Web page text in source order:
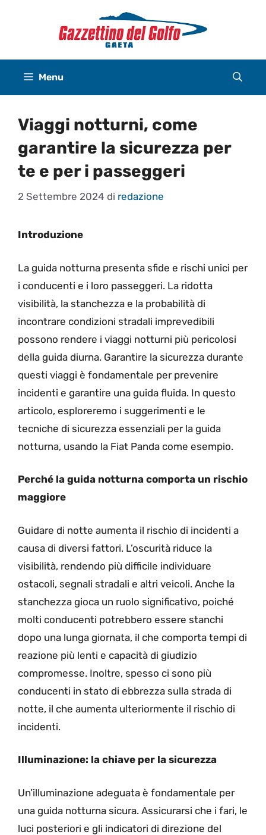
Menu
Viaggi notturni, come
garantire la sicurezza per
te e per i passeggeri
2 Settembre 2024 di redazione
Introduzione
La guida notturna presenta sfide e rischi unici per
i conducenti e i loro passeggeri. La ridotta
visibilità, la stanchezza e la probabilità di
incontrare condizioni stradali imprevedibili
possono rendere i viaggi notturni più pericolosi
della guida diurna. Garantire la sicurezza durante
questi viaggi è fondamentale per prevenire
incidenti e garantire una guida fluida. In questo
articolo, esploreremo i suggerimenti e le
tecniche di sicurezza essenziali per la guida
notturna, usando la Fiat Panda come esempio.
Perché la guida notturna comporta un rischio
maggiore
Guidare di notte aumenta il rischio di incidenti a
causa di diversi fattori. L’oscurità riduce la
visibilità, rendendo più difficile individuare
ostacoli, segnali stradali e altri veicoli. Anche la
stanchezza gioca un ruolo significativo, poiché
molti conducenti potrebbero essere stanchi
dopo una lunga giornata, il che comporta tempi di
reazione più lenti e capacità di giudizio
compromesse. Inoltre, spesso ci sono più
conducenti in stato di ebbrezza sulla strada di
notte, il che aumenta ulteriormente il rischio di
incidenti.
Illuminazione: la chiave per la sicurezza
Un’illuminazione adeguata è fondamentale per
una guida notturna sicura. Assicurarsi che i fari, le
luci posteriori e gli indicatori di direzione del